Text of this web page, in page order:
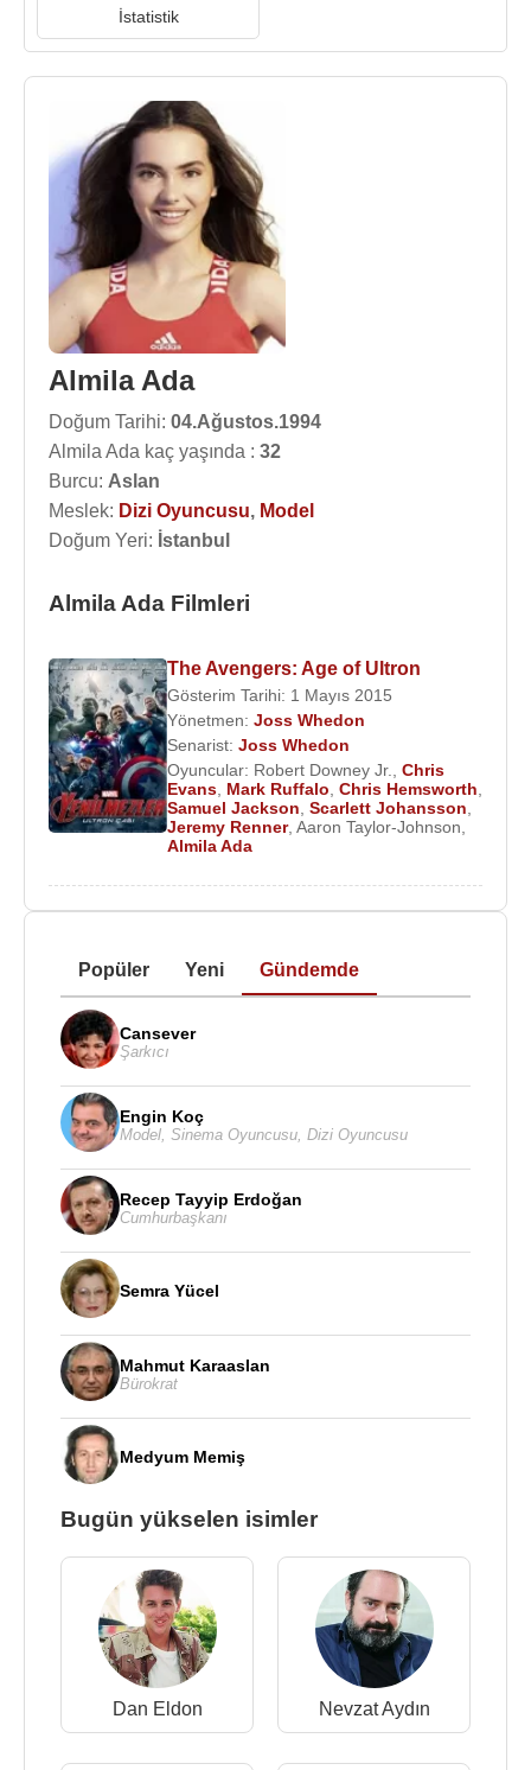
İstatistik
Almila Ada
Doğum Tarihi: 04.Ağustos.1994
Almila Ada kaç yaşında : 32
Burcu: Aslan
Meslek: Dizi Oyuncusu, Model
Doğum Yeri: İstanbul
Almila Ada Filmleri
The Avengers: Age of Ultron
Gösterim Tarihi: 1 Mayıs 2015
Yönetmen: Joss Whedon
Senarist: Joss Whedon
Oyuncular: Robert Downey Jr.
Chris
Evans Mark Ruffalo Chris Hemsworth
Samuel Jackson Scarlett Johansson
Jeremy Renner, Aaron Taylor-Johnson
Almila Ada
Popüler Yeni Gündemde
Cansever
Şarkıcı
Engin Koç
Model Sinema Oyuncusu Dizi Oyuncusu
Recep Tayyip Erdoğan
Cumhurbaşkanı
Semra Yücel
Mahmut Karaaslan
Bürokrat
Medyum Memiş
Bugün yükselen isimler
Dan Eldon Nevzat Aydın